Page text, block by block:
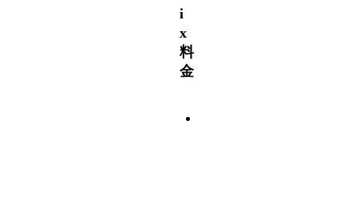
i
x
料
金